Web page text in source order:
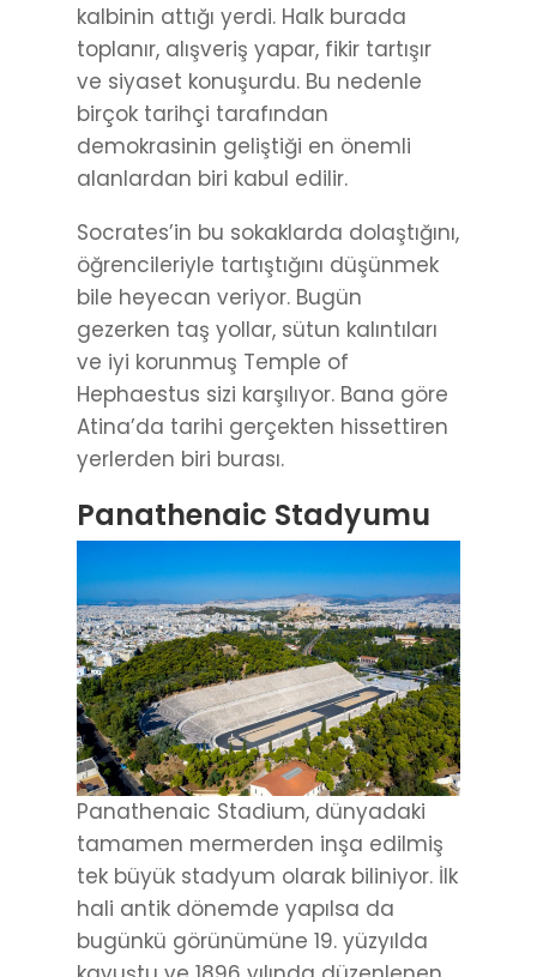
kalbinin attığı yerdi. Halk burada
toplanır, alışveriş yapar, fikir tartışır
ve siyaset konuşurdu. Bu nedenle
birçok tarihçi tarafından
demokrasinin geliştiği en önemli
alanlardan biri kabul edilir.
Socrates’in bu sokaklarda dolaştığını,
öğrencileriyle tartıştığını düşünmek
bile heyecan veriyor. Bugün
gezerken taş yollar, sütun kalıntıları
ve iyi korunmuş Temple of
Hephaestus sizi karşılıyor. Bana göre
Atina’da tarihi gerçekten hissettiren
yerlerden biri burası.
Panathenaic Stadyumu
Panathenaic Stadium, dünyadaki
tamamen mermerden inşa edilmiş
tek büyük stadyum olarak biliniyor. İlk
hali antik dönemde yapılsa da
bugünkü görünümüne 19. yüzyılda